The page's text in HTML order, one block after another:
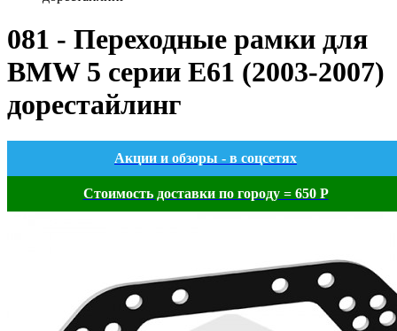
081 - Переходные рамки для
BMW 5 серии E61 (2003-2007)
дорестайлинг
Акции и обзоры - в соцсетях
Стоимость доставки по городу = 650 Р